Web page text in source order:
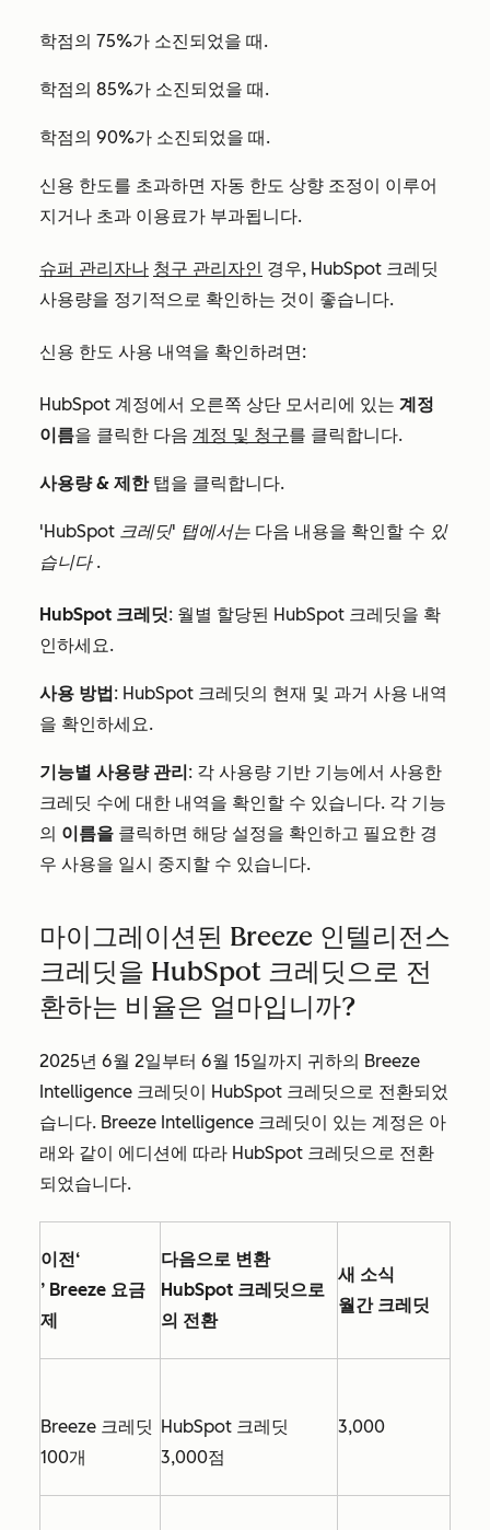
학점의 75%가 소진되었을 때.
학점의 85%가 소진되었을 때.
학점의 90%가 소진되었을 때.
신용 한도를 초과하면 자동 한도 상향 조정이 이루어
지거나 초과 이용료가 부과됩니다.
슈퍼 관리자나 청구 관리자인 경우, HubSpot 크레딧
사용량을 정기적으로 확인하는 것이 좋습니다.
신용 한도 사용 내역을 확인하려면:
HubSpot 계정에서 오른쪽 상단 모서리에 있는 계정
이름을 클릭한 다음 계정 및 청구를 클릭합니다.
사용량 & 제한탭을 클릭합니다.
'HubSpot 크레딧' 탭에서는 다음 내용을 확인할 수 있
습니다 .
HubSpot 크레딧: 월별 할당된 HubSpot 크레딧을 확
인하세요.
사용 방법 : HubSpot 크레딧의 현재 및 과거 사용 내역
을 확인하세요.
기능별 사용량 관리 : 각 사용량 기반 기능에서 사용한
크레딧 수에 대한 내역을 확인할 수 있습니다. 각 기능
의 이름을 클릭하면 해당 설정을 확인하고 필요한 경
우 사용을 일시 중지할 수 있습니다.
마이그레이션된 Breeze 인텔리전스
크레딧을 HubSpot 크레딧으로 전
환하는 비율은 얼마입니까?
2025년 6월 2일부터 6월 15일까지 귀하의 Breeze
Intelligence 크레딧이 HubSpot 크레딧으로 전환되었
습니다. Breeze Intelligence 크레딧이 있는 계정은 아
래와 같이 에디션에 따라 HubSpot 크레딧으로 전환
되었습니다.
이전‘
’ Breeze 요금
제
다음으로 변환
HubSpot 크레딧으로
의 전환
새 소식
월간 크레딧
Breeze 크레딧
100개
HubSpot 크레딧
3,000점
3,000